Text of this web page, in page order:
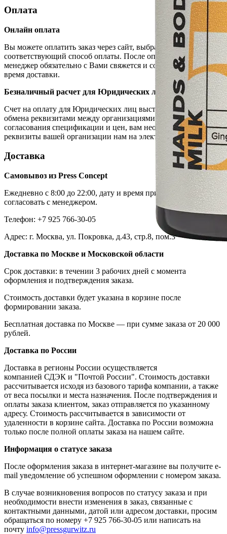
Оплата
Онлайн оплата
Вы можете оплатить заказ через сайт, выбрав
соответствующий способ оплаты. После оплаты товара, наш
менеджер обязательно с Вами свяжется и согласует дату и
время доставки.
Безналичный расчет для Юридических лиц
Счет на оплату для Юридических лиц выставляется после
обмена реквизитами между организациями. После
согласования спецификации и цен, вам необходимо направить
реквизиты вашей организации нам на электронный адрес.
Доставка
Самовывоз из Press Concept
Ежедневно с 8:00 до 22:00, дату и время приезда необходимо
согласовать с менеджером.
Телефон: +7 925 766-30-05
Адрес: г. Москва, ул. Покровка, д.43, стр.8, пом.3
Доставка по Москве и Московской области
Срок доставки: в течении 3 рабочих дней с момента
оформления и подтверждения заказа.
Стоимость доставки будет указана в корзине после
формировании заказа.
Бесплатная доставка по Москве — при сумме заказа от 20 000
рублей.
Доставка по России
Доставка в регионы России осуществляется
компанией СДЭК и "Почтой России". Стоимость доставки
рассчитывается исходя из базового тарифа компании, а также
от веса посылки и места назначения. После подтверждения и
оплаты заказа клиентом, заказ отправляется по указанному
адресу. Стоимость рассчитывается в зависимости от
удаленности в корзине сайта. Доставка по России возможна
только после полной оплаты заказа на нашем сайте.
Информация о статусе заказа
После оформления заказа в интернет-магазине вы получите e-
mail уведомление об успешном оформлении с номером заказа.
В случае возникновения вопросов по статусу заказа и при
необходимости внести изменения в заказ, связанные с
контактными данными, датой или адресом доставки, просим
обращаться по номеру +7 925 766-30-05 или написать на
почту info@pressgurwitz.ru